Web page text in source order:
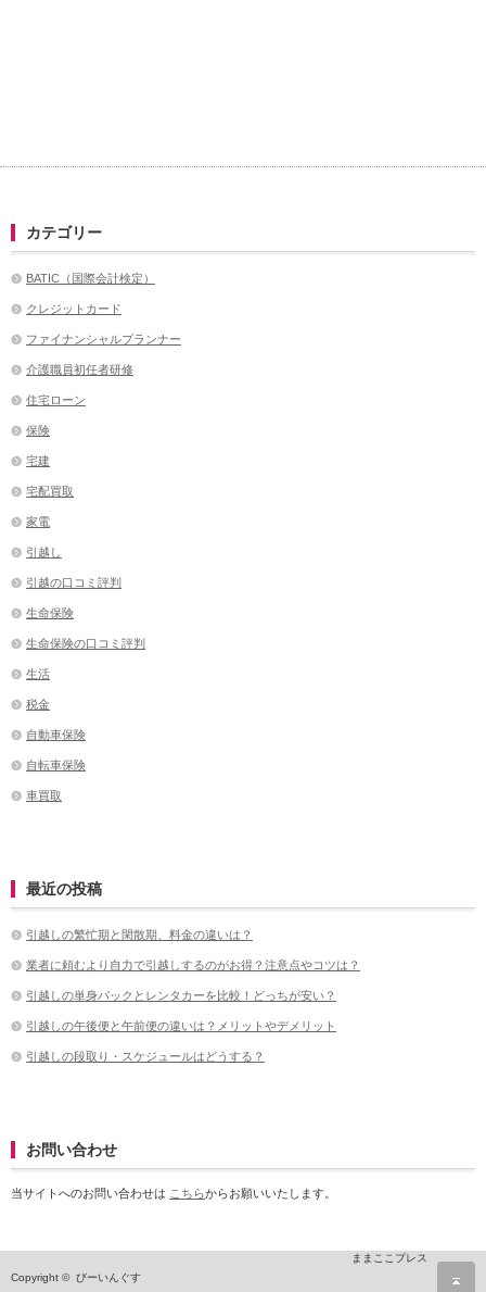
カテゴリー
BATIC（国際会計検定）
クレジットカード
ファイナンシャルプランナー
介護職員初任者研修
住宅ローン
保険
宅建
宅配買取
家電
引越し
引越の口コミ評判
生命保険
生命保険の口コミ評判
生活
税金
自動車保険
自転車保険
車買取
最近の投稿
引越しの繁忙期と閑散期、料金の違いは？
業者に頼むより自力で引越しするのがお得？注意点やコツは？
引越しの単身パックとレンタカーを比較！どっちが安い？
引越しの午後便と午前便の違いは？メリットやデメリット
引越しの段取り・スケジュールはどうする？
お問い合わせ
当サイトへのお問い合わせは こちらからお願いいたします。
ままここプレス
Copyright © びーいんぐす